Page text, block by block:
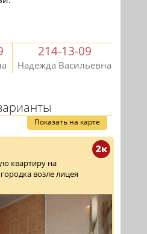
214-13-09
Надежда Васильевна
Показать на карте
2к
квартиру на
возле лицея